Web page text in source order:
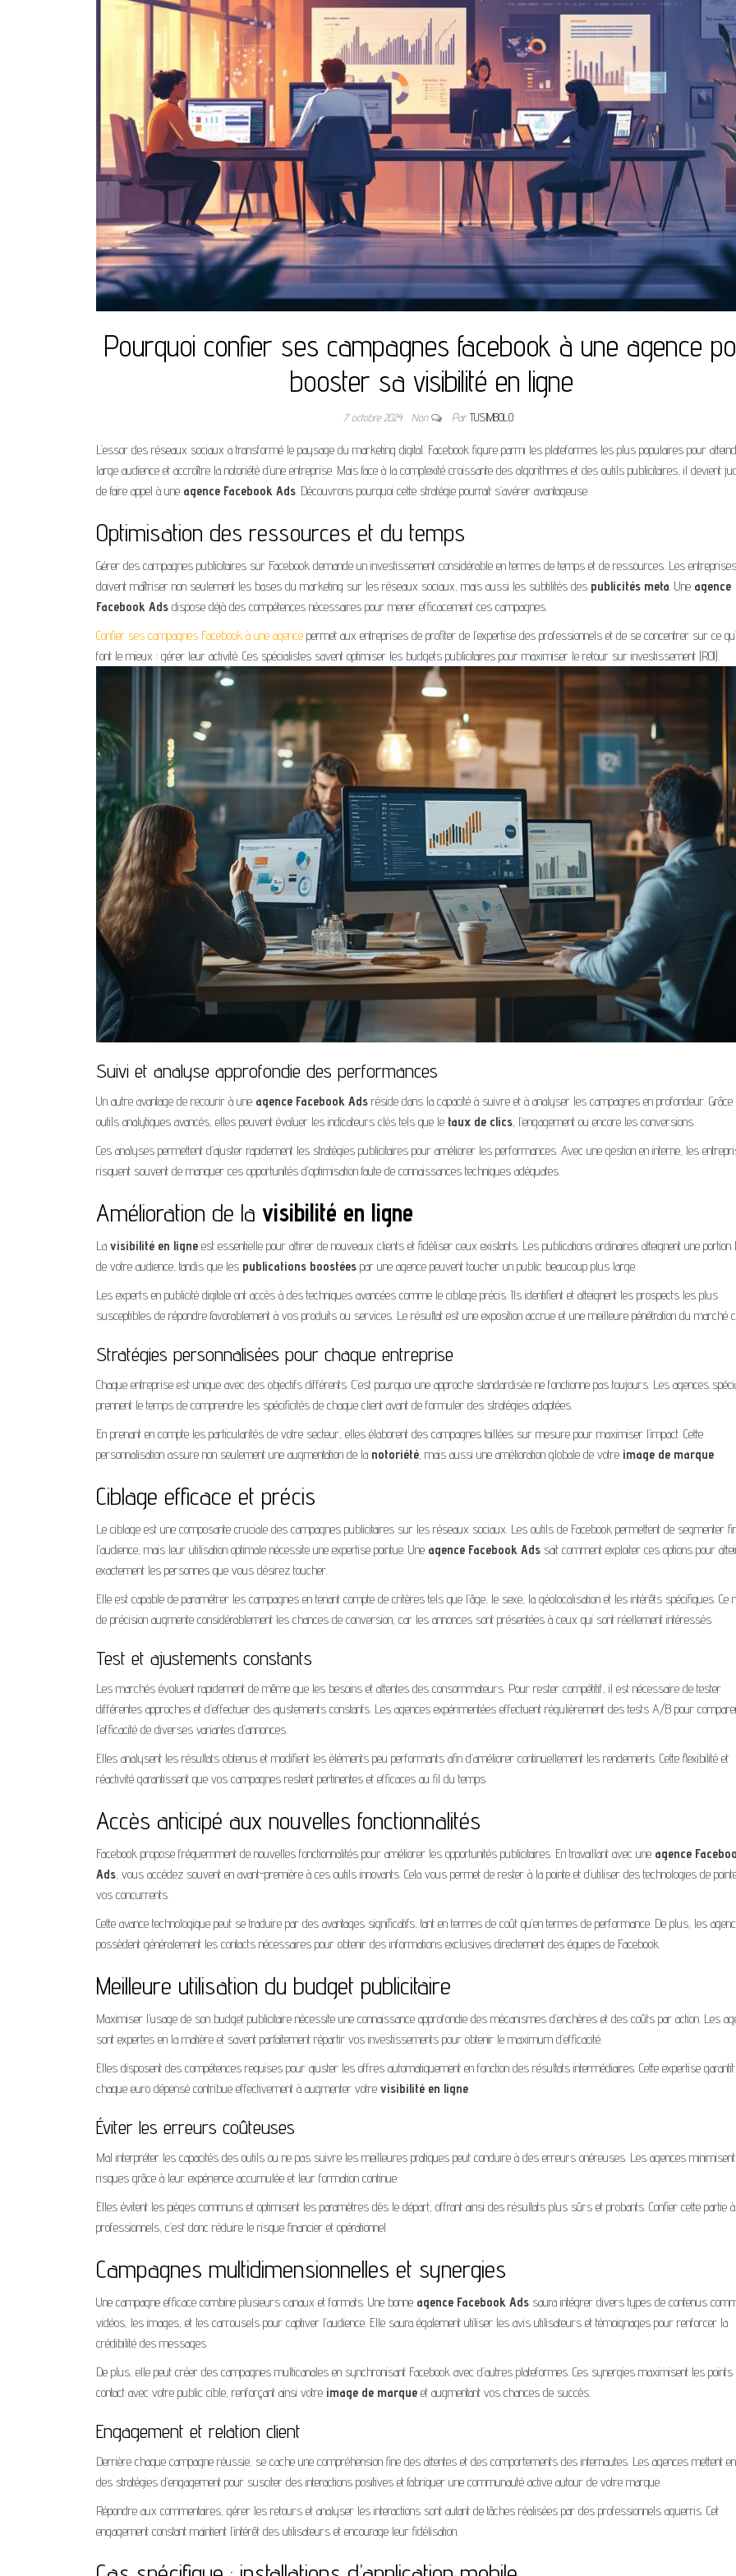
Pourquoi confier ses campagnes facebook à une agence
booster sa visibilité en ligne
7 octobre 2024 Non ParTUSIMBOLO
L’essor des réseaux sociaux a transformé le paysage du marketing digital. Facebook figure parmi les plateformes les plus populaires pour
large audience et accroître la notoriété d’une entreprise. Mais face à la complexité croissante des algorithmes et des outils publicitaires, il devient
de faire appel à une agence Facebook Ads . Découvrons pourquoi cette stratégie pourrait s’avérer avantageuse.
Optimisation des ressources et du temps
Gérer des campagnes publicitaires sur Facebook demande un investissement considérable en termes de temps et de ressources. Les entreprises
doivent maîtriser non seulement les bases du marketing sur les réseaux sociaux, mais aussi les subtilités des publicités meta . Une agence
Facebook Ads dispose déjà des compétences nécessaires pour mener efficacement ces campagnes.
Confier ses campagnes Facebook à une agence permet aux entreprises de profiter de l’expertise des professionnels et de se concentrer sur ce
font le mieux : gérer leur activité. Ces spécialistes savent optimiser les budgets publicitaires pour maximiser le retour sur investissement (ROI).
Suivi et analyse approfondie des performances
Un autre avantage de recourir à une agence Facebook Ads réside dans la capacité à suivre et à analyser les campagnes en profondeur.
outils analytiques avancés, elles peuvent évaluer les indicateurs clés tels que le taux de clics , l’engagement ou encore les conversions.
Ces analyses permettent d’ajuster rapidement les stratégies publicitaires pour améliorer les performances. Avec une gestion en interne, les
risquent souvent de manquer ces opportunités d’optimisation faute de connaissances techniques adéquates.
Amélioration de la visibilité en ligne
La visibilité en ligne est essentielle pour attirer de nouveaux clients et fidéliser ceux existants. Les publications ordinaires atteignent une portion
de votre audience, tandis que les publications boostées par une agence peuvent toucher un public beaucoup plus large.
Les experts en publicité digitale ont accès à des techniques avancées comme le ciblage précis. Ils identifient et atteignent les prospects les plus
susceptibles de répondre favorablement à vos produits ou services. Le résultat est une exposition accrue et une meilleure pénétration du marché
Stratégies personnalisées pour chaque entreprise
Chaque entreprise est unique avec des objectifs différents. C’est pourquoi une approche standardisée ne fonctionne pas toujours. Les agences
prennent le temps de comprendre les spécificités de chaque client avant de formuler des stratégies adaptées.
En prenant en compte les particularités de votre secteur, elles élaborent des campagnes taillées sur mesure pour maximiser l’impact. Cette
personnalisation assure non seulement une augmentation de la notoriété , mais aussi une amélioration globale de votre image de marque
Ciblage efficace et précis
Le ciblage est une composante cruciale des campagnes publicitaires sur les réseaux sociaux. Les outils de Facebook permettent de segmenter
l’audience, mais leur utilisation optimale nécessite une expertise pointue. Une agence Facebook Ads sait comment exploiter ces options pour
exactement les personnes que vous désirez toucher.
Elle est capable de paramétrer les campagnes en tenant compte de critères tels que l’âge, le sexe, la géolocalisation et les intérêts spécifiques. Ce
de précision augmente considérablement les chances de conversion, car les annonces sont présentées à ceux qui sont réellement intéressés.
Test et ajustements constants
Les marchés évoluent rapidement de même que les besoins et attentes des consommateurs. Pour rester compétitif, il est nécessaire de tester
différentes approches et d’effectuer des ajustements constants. Les agences expérimentées effectuent régulièrement des tests A/B pour
l’efficacité de diverses variantes d’annonces.
Elles analysent les résultats obtenus et modifient les éléments peu performants afin d’améliorer continuellement les rendements. Cette flexibilité et
réactivité garantissent que vos campagnes restent pertinentes et efficaces au fil du temps.
Accès anticipé aux nouvelles fonctionnalités
Facebook propose fréquemment de nouvelles fonctionnalités pour améliorer les opportunités publicitaires. En travaillant avec une agence
Ads , vous accédez souvent en avant-première à ces outils innovants. Cela vous permet de rester à la pointe et d’utiliser des technologies de
vos concurrents.
Cette avance technologique peut se traduire par des avantages significatifs, tant en termes de coût qu’en termes de performance. De plus, les
possèdent généralement les contacts nécessaires pour obtenir des informations exclusives directement des équipes de Facebook.
Meilleure utilisation du budget publicitaire
Maximiser l’usage de son budget publicitaire nécessite une connaissance approfondie des mécanismes d’enchères et des coûts par action. Les
sont expertes en la matière et savent parfaitement répartir vos investissements pour obtenir le maximum d’efficacité.
Elles disposent des compétences requises pour ajuster les offres automatiquement en fonction des résultats intermédiaires. Cette expertise
chaque euro dépensé contribue effectivement à augmenter votre visibilité en ligne
Éviter les erreurs coûteuses
Mal interpréter les capacités des outils ou ne pas suivre les meilleures pratiques peut conduire à des erreurs onéreuses. Les agences
risques grâce à leur expérience accumulée et leur formation continue.
Elles évitent les pièges communs et optimisent les paramètres dès le départ, offrant ainsi des résultats plus sûrs et probants. Confier cette partie
professionnels, c’est donc réduire le risque financier et opérationnel.
Campagnes multidimensionnelles et synergies
Une campagne efficace combine plusieurs canaux et formats. Une bonne agence Facebook Ads saura intégrer divers types de contenus
vidéos, les images, et les carrousels pour captiver l’audience. Elle saura également utiliser les avis utilisateurs et témoignages pour renforcer la
crédibilité des messages.
De plus, elle peut créer des campagnes multicanales en synchronisant Facebook avec d’autres plateformes. Ces synergies maximisent les points
contact avec votre public cible, renforçant ainsi votre image de marque et augmentant vos chances de succès.
Engagement et relation client
Derrière chaque campagne réussie, se cache une compréhension fine des attentes et des comportements des internautes. Les agences mettent
des stratégies d’engagement pour susciter des interactions positives et fabriquer une communauté active autour de votre marque.
Répondre aux commentaires, gérer les retours et analyser les interactions sont autant de tâches réalisées par des professionnels aguerris. Cet
engagement constant maintient l’intérêt des utilisateurs et encourage leur fidélisation.